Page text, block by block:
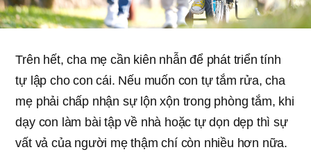
Trên hết, cha mẹ cần kiên nhẫn để phát triển tính
tự lập cho con cái. Nếu muốn con tự tắm rửa, cha
mẹ phải chấp nhận sự lộn xộn trong phòng tắm, khi
dạy con làm bài tập về nhà hoặc tự dọn dẹp thì sự
vất vả của người mẹ thậm chí còn nhiều hơn nữa.